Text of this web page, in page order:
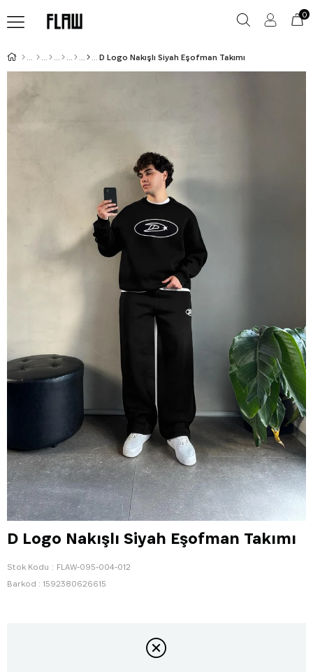
0
D Logo Nakışlı Siyah Eşofman Takımı
D Logo Nakışlı Siyah Eşofman Takımı
Stok Kodu
FLAW-095-004-012
Barkod : 1592380626615